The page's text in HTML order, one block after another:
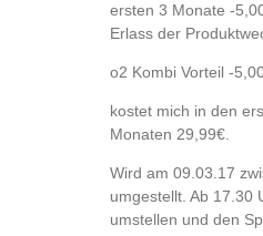
ersten 3 Monate -
Erlass der
o2 Kombi Vorteil -
kostet mich in den
Monaten 29,99€.
Wird am 09.03.17
umgestellt. Ab 17.30
umstellen und den